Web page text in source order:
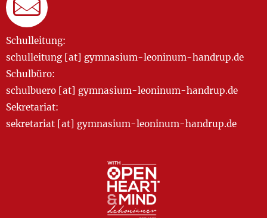
Schulleitung:
schulleitung [at] gymnasium-leoninum-handrup.de
Schulbüro:
schulbuero [at] gymnasium-leoninum-handrup.de
Sekretariat:
sekretariat [at] gymnasium-leoninum-handrup.de